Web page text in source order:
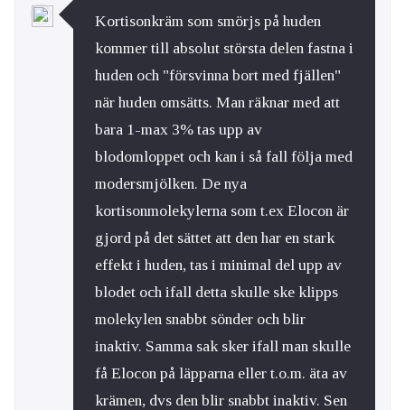
Kortisonkräm som smörjs på huden
kommer till absolut största delen fastna i
huden och "försvinna bort med fjällen"
när huden omsätts. Man räknar med att
bara 1-max 3% tas upp av
blodomloppet och kan i så fall följa med
modersmjölken. De nya
kortisonmolekylerna som t.ex Elocon är
gjord på det sättet att den har en stark
effekt i huden, tas i minimal del upp av
blodet och ifall detta skulle ske klipps
molekylen snabbt sönder och blir
inaktiv. Samma sak sker ifall man skulle
få Elocon på läpparna eller t.o.m. äta av
krämen, dvs den blir snabbt inaktiv. Sen